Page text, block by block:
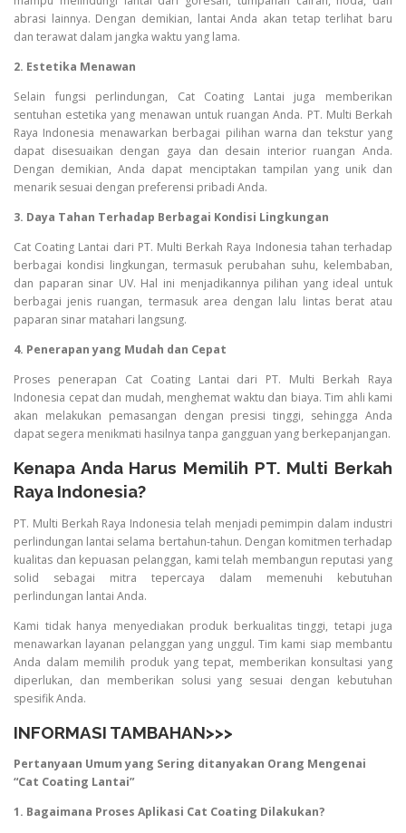
abrasi lainnya. Dengan demikian, lantai Anda akan tetap terlihat baru
dan terawat dalam jangka waktu yang lama.
2. Estetika Menawan
Selain fungsi perlindungan, Cat Coating Lantai juga memberikan
sentuhan estetika yang menawan untuk ruangan Anda. PT. Multi Berkah
Raya Indonesia menawarkan berbagai pilihan warna dan tekstur yang
dapat disesuaikan dengan gaya dan desain interior ruangan Anda.
Dengan demikian, Anda dapat menciptakan tampilan yang unik dan
menarik sesuai dengan preferensi pribadi Anda.
3. Daya Tahan Terhadap Berbagai Kondisi Lingkungan
Cat Coating Lantai dari PT. Multi Berkah Raya Indonesia tahan terhadap
berbagai kondisi lingkungan, termasuk perubahan suhu, kelembaban,
dan paparan sinar UV. Hal ini menjadikannya pilihan yang ideal untuk
berbagai jenis ruangan, termasuk area dengan lalu lintas berat atau
paparan sinar matahari langsung.
4. Penerapan yang Mudah dan Cepat
Proses penerapan Cat Coating Lantai dari PT. Multi Berkah Raya
Indonesia cepat dan mudah, menghemat waktu dan biaya. Tim ahli kami
akan melakukan pemasangan dengan presisi tinggi, sehingga Anda
dapat segera menikmati hasilnya tanpa gangguan yang berkepanjangan.
Kenapa Anda Harus Memilih PT. Multi Berkah
Raya Indonesia?
PT. Multi Berkah Raya Indonesia telah menjadi pemimpin dalam industri
perlindungan lantai selama bertahun-tahun. Dengan komitmen terhadap
kualitas dan kepuasan pelanggan, kami telah membangun reputasi yang
solid sebagai mitra tepercaya dalam memenuhi kebutuhan
perlindungan lantai Anda.
Kami tidak hanya menyediakan produk berkualitas tinggi, tetapi juga
menawarkan layanan pelanggan yang unggul. Tim kami siap membantu
Anda dalam memilih produk yang tepat, memberikan konsultasi yang
diperlukan, dan memberikan solusi yang sesuai dengan kebutuhan
spesifik Anda.
INFORMASI TAMBAHAN>>>
Pertanyaan Umum yang Sering ditanyakan Orang Mengenai
“Cat Coating Lantai”
1. Bagaimana Proses Aplikasi Cat Coating Dilakukan?